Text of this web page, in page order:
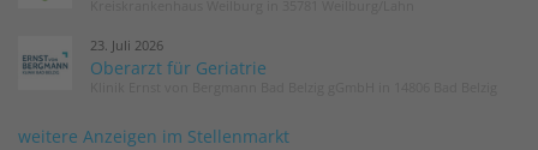
23. Juli 2026
Oberarzt für Geriatrie
weitere Anzeigen im Stellenmarkt